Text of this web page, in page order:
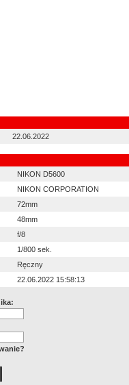
22.06.2022
NIKON D5600
NIKON CORPORATION
72mm
48mm
f/8
1/800 sek.
Ręczny
22.06.2022 15:58:13